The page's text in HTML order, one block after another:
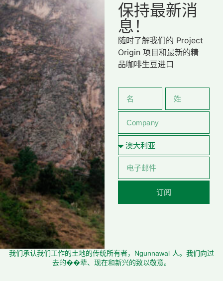
保持最新消
息！
随时了解我们的 Project
Origin 项目和最新的精
品咖啡生豆进口
订阅
我们承认我们工作的土地的传统所有者，Ngunnawal 人。我们向过
去的��辈、现在和新兴的致以敬意。